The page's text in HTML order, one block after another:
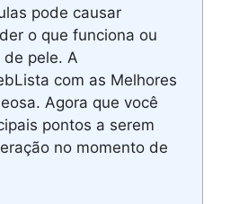
pode causar
o que funciona ou
pele. A
com as Melhores
Agora que você
pontos a serem
no momento de